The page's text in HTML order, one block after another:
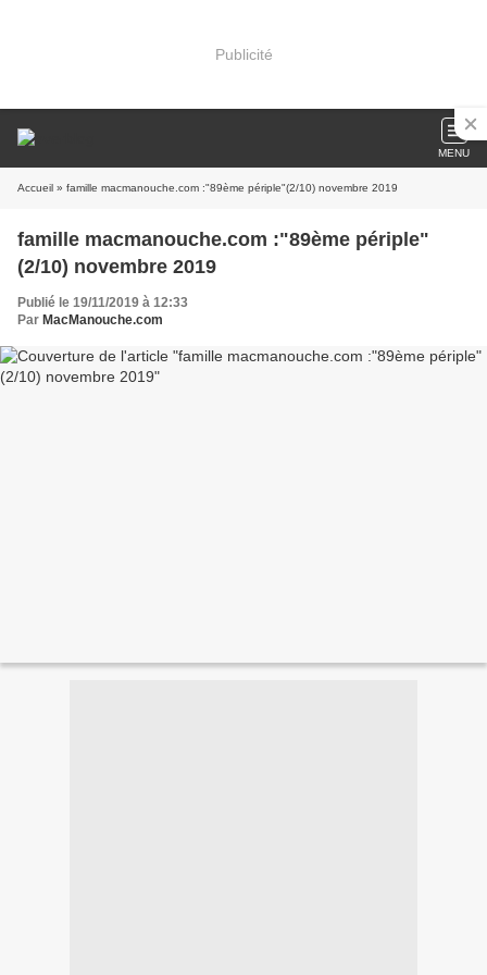
Publicité
MENU
Accueil » famille macmanouche.com :"89ème périple"(2/10) novembre 2019
famille macmanouche.com :"89ème périple"
(2/10) novembre 2019
Publié le 19/11/2019 à 12:33
Par MacManouche.com